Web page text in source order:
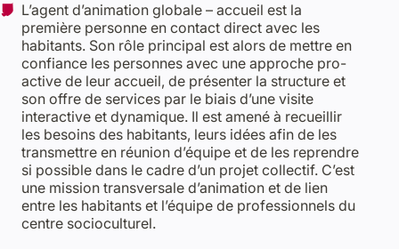
L’agent d’animation globale – accueil est la
première personne en contact direct avec les
habitants. Son rôle principal est alors de mettre en
confiance les personnes avec une approche pro-
active de leur accueil, de présenter la structure et
son offre de services par le biais d’une visite
interactive et dynamique. Il est amené à recueillir
les besoins des habitants, leurs idées afin de les
transmettre en réunion d’équipe et de les reprendre
si possible dans le cadre d’un projet collectif. C’est
une mission transversale d’animation et de lien
entre les habitants et l’équipe de professionnels du
centre socioculturel.